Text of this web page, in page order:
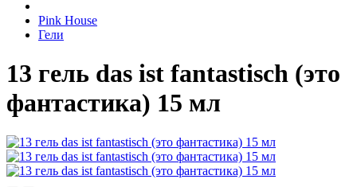
Pink House
Гели
13 гель das ist fantastisch (это
фантастика) 15 мл